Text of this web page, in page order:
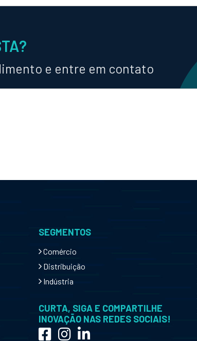
e entre em contato
SEGMENTOS
Comércio
Distribuição
Indústria
CURTA, SIGA E COMPARTILHE
INOVAÇÃO NAS REDES SOCIAIS!